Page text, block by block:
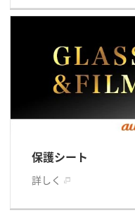
保護シート
詳しく